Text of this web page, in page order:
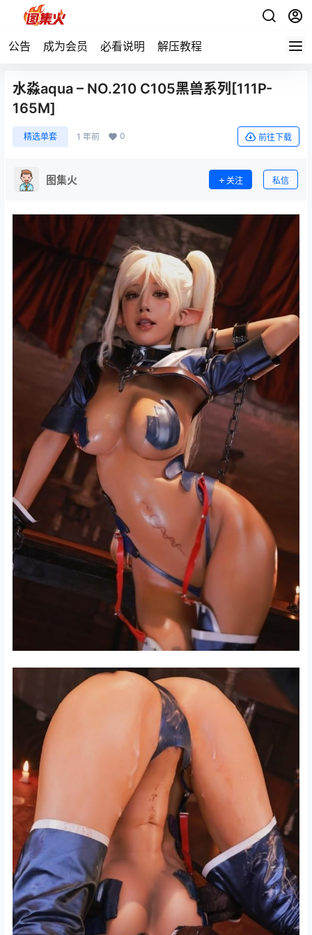
公告 成为会员 必看说明 解压教程
水淼aqua – NO.210 C105黑兽系列[111P-
165M]
精选单套 1 年前 0 前往下载
图集火 关注 私信